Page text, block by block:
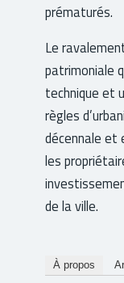
prématurés.
Le
patrimoniale
technique et
règles
décennale et
les
de la ville.
À propos